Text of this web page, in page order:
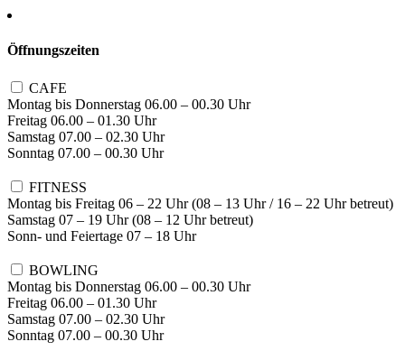
Öffnungszeiten
CAFE
Montag bis Donnerstag 06.00 – 00.30 Uhr
Freitag 06.00 – 01.30 Uhr
Samstag 07.00 – 02.30 Uhr
Sonntag 07.00 – 00.30 Uhr
FITNESS
Montag bis Freitag 06 – 22 Uhr (08 – 13 Uhr / 16 – 22 Uhr betreut)
Samstag 07 – 19 Uhr (08 – 12 Uhr betreut)
Sonn- und Feiertage 07 – 18 Uhr
BOWLING
Montag bis Donnerstag 06.00 – 00.30 Uhr
Freitag 06.00 – 01.30 Uhr
Samstag 07.00 – 02.30 Uhr
Sonntag 07.00 – 00.30 Uhr